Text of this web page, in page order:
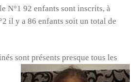
N°1 92 enfants sont inscrits, à
il y a 86 enfants soit un total de
sont présents presque tous les